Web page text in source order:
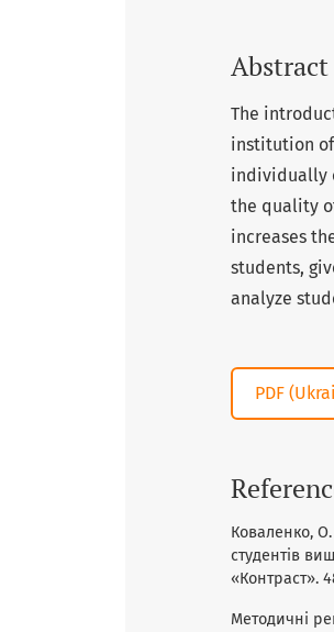
Abstract
The
institution
individually
the quality
increases
students,
analyze
PDF
Коваленко,
студентів
«Контраст».
Методичні